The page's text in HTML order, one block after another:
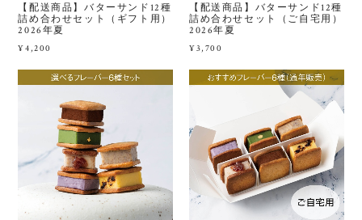
【配送商品】バターサンド12種
詰め合わせセット（ギフト用）
2026年夏
¥4,200
【配送商品】バターサンド12種
詰め合わせセット（ご自宅用）
2026年夏
¥3,700